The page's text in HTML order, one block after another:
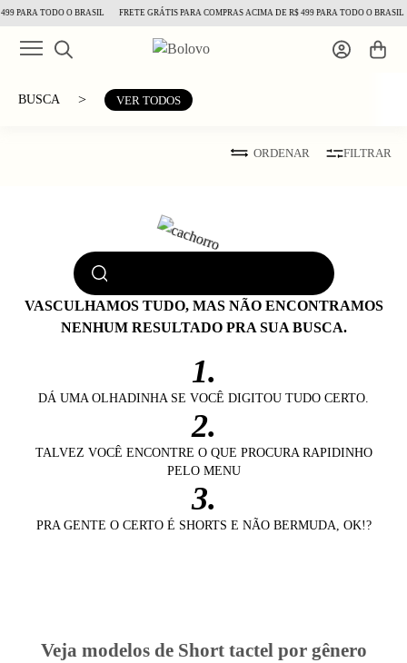
PARA TODO O BRASIL FRETE GRÁTIS PARA COMPRAS ACIMA DE R$ 499 PARA TODO O BRASIL
BUSCA > VER TODOS
ORDENAR FILTRAR
VASCULHAMOS TUDO, MAS NÃO ENCONTRAMOS
NENHUM RESULTADO PRA SUA BUSCA.
1.
DÁ UMA OLHADINHA SE VOCÊ DIGITOU TUDO CERTO.
2.
TALVEZ VOCÊ ENCONTRE O QUE PROCURA RAPIDINHO
PELO MENU
3.
PRA GENTE O CERTO É SHORTS E NÃO BERMUDA, OK!?
Veja modelos de Short tactel por gênero